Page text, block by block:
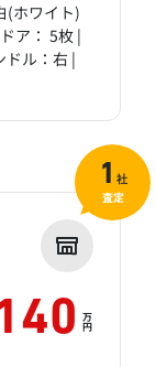
(ホワイト)
ア： 5枚 |
ドル：右 |
万
円
1 社
査定